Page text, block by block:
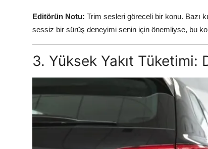
Editörün Notu: Trim sesleri göreceli bir konu. Bazı
sessiz bir sürüş deneyimi senin için önemliyse, bu
3. Yüksek Yakıt